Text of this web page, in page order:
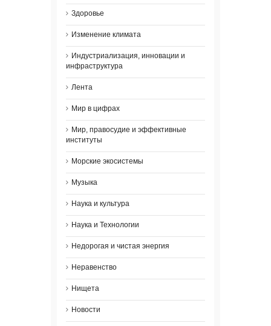
Здоровье
Изменение климата
Индустриализация, инновации и
инфраструктура
Лента
Мир в цифрах
Мир, правосудие и эффективные
институты
Морские экосистемы
Музыка
Наука и культура
Наука и Технологии
Недорогая и чистая энергия
Неравенство
Нищета
Новости